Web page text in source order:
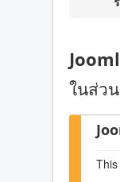
ในส่ว